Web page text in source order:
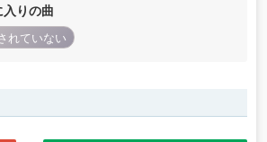
入りの曲
れていない